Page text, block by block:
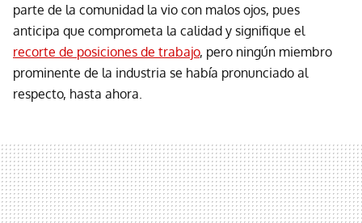
parte de la comunidad la vio con malos ojos, pues
anticipa que comprometa la calidad y signifique el
recorte de posiciones de trabajo, pero ningún miembro
prominente de la industria se había pronunciado al
respecto, hasta ahora.